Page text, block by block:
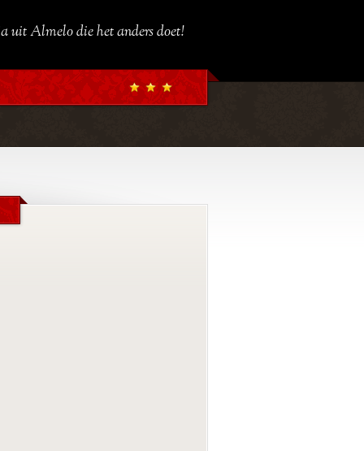
uit Almelo die het anders doet!